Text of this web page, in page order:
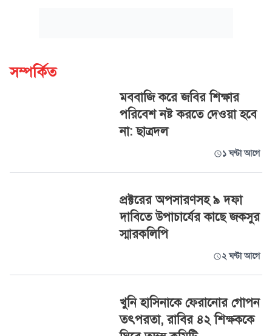
সম্পর্কিত
মববাজি করে জবির শিক্ষার
পরিবেশ নষ্ট করতে দেওয়া হবে
না: ছাত্রদল
১ ঘণ্টা আগে
প্রক্টরের অপসারণসহ ৯ দফা
দাবিতে উপাচার্যের কাছে জকসুর
স্মারকলিপি
২ ঘণ্টা আগে
খুনি হাসিনাকে ফেরানোর গোপন
তৎপরতা, রাবির ৪২ শিক্ষককে